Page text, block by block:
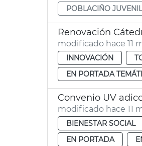
POBLACIÑO JUVENIL
Renovación
modificado hace 11
INNOVACIÓN
EN PORTADA
Convenio UV
modificado hace 11
BIENESTAR SOCIAL
EN PORTADA